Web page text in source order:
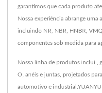
garantimos que cada produto
Nossa experiência abrange uma
incluindo NR, NBR, HNBR,
componentes sob medida para
Nossa linha de produtos inclui ,
O, anéis e juntas, projetados
automotivo e